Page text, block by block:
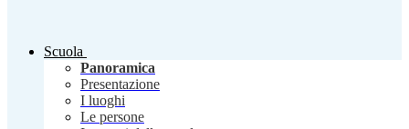
Scuola
Panoramica
Presentazione
I luoghi
Le persone